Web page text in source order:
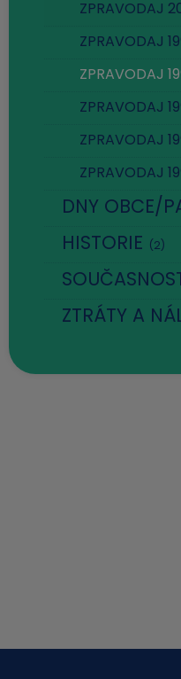
ZPRAVODAJ
ZPRAVODAJ
ZPRAVODAJ
ZPRAVODAJ
ZPRAVODAJ
ZPRAVODAJ
DNY OBCE/
HISTORIE (2)
SOUČASNOST
ZTRÁTY A